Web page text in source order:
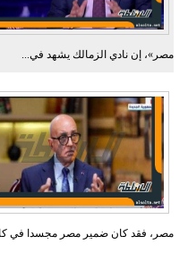
مصر»، إن نادي الزمالك يشهد في...
مصر، فقد كان ضمير مصر مجسدا في